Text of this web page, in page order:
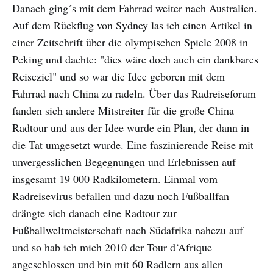
Danach ging´s mit dem Fahrrad weiter nach Australien.
Auf dem Rückflug von Sydney las ich einen Artikel in
einer Zeitschrift über die olympischen Spiele 2008 in
Peking und dachte: "dies wäre doch auch ein dankbares
Reiseziel" und so war die Idee geboren mit dem
Fahrrad nach China zu radeln. Über das Radreiseforum
fanden sich andere Mitstreiter für die große China
Radtour und aus der Idee wurde ein Plan, der dann in
die Tat umgesetzt wurde. Eine faszinierende Reise mit
unvergesslichen Begegnungen und Erlebnissen auf
insgesamt 19 000 Radkilometern. Einmal vom
Radreisevirus befallen und dazu noch Fußballfan
drängte sich danach eine Radtour zur
Fußballweltmeisterschaft nach Südafrika nahezu auf
und so hab ich mich 2010 der Tour d‘Afrique
angeschlossen und bin mit 60 Radlern aus allen